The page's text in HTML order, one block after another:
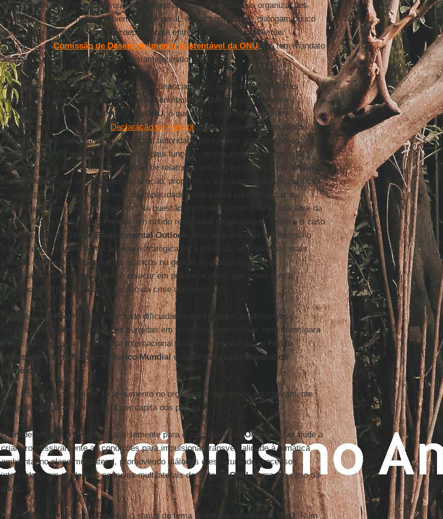
uma missão muito limitada, o que deu origem à criação de múltiplas organizações
associadas a convenções ambientais. Em geral, essas convenções dialogam pouco
entre si, apesar da extrema interdependência entre os diferentes problemas
ambientais. AComissão de Desenvolvimento Sustentável da ONUnão tem mandato
adequado, e seus resultados são bastante questionados.
OPnumaenfrenta o problema da falta de financiamento. Ao contrário de outras
organizações internacionais, não recebe contribuições obrigatórias, somente
voluntárias, dos Estados membros daONU, o que limita sua capacidade de
planejamento e autonomia. A Declaração de Nairóbisobre o papel e o mandato do
Pnuma
diz que o programa deveria ser a autoridade para liderar a promoção da
agenda ambiental global. Entre as principais funções, destacamos: a) supervisão,
monitoramento, avaliação e elaboração de relatórios sobre o estado do meio ambiente;
b) estabelecimento de uma agenda de ação, propondo e articulando normas, políticas
e diretrizes; e c) desenvolvimento da capacidade institucional para enfrentar os
problemas existentes e emergentes. Na questão do monitoramento, da avaliação e da
elaboração de relatórios, o
Pnumatem obtido resultados significativos, como é o caso
da publicação doGlobal Environmental Outlook
. Mas eles têm sido modestos no
que se refere à definição da agenda estratégica para enfrentar os problemas mais
críticos. Também são tímidos os avanços na gestão de processos
intergovernamentais para obter e colocar em prática acordos que lidem com a
gravidade dos temas, como é o caso da crise climática.
Além disso, o Pnuma
tem enfrentado dificuldades para integrar as diferentes
microorganizações e instituições surgidas em torno das convenções, bem como para
elevar seu status na governança internacional a um nível similar ao do
Fundo
Monetário Internacional
Banco Mundiale da
Organização Mundial do
Comércio
Para isso, será crucial um forte aumento no orçamento, distribuído equitativamente
segundo a população e a renda per capita dos países.
Defendemos que oPnumaseja a semente para o surgimento daOnuma. Que ajude a
criar progressivamente as condições para impulsionar transversalidade à temática
ambiental no plano multilateral, promovendo diálogos e estruturando processos
integrados com as demais agências multilaterais do sistemaONU, como é o caso da
OMC
Para tanto, é fundamental ampliar o status do tema ambiental no sistema ONU. Num